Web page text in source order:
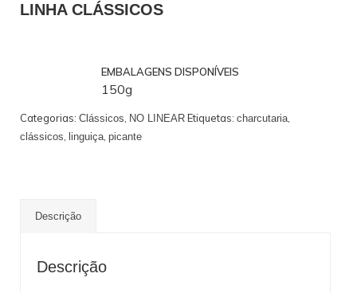
LINHA CLÁSSICOS
EMBALAGENS DISPONÍVEIS
150g
Categorias: Clássicos NO LINEAR Etiquetas: charcutaria
clássicos linguiça picante
Descrição
Descrição